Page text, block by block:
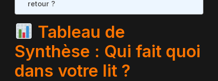
retour ?
Tableau de
Synthèse : Qui fait quoi
dans votre lit ?